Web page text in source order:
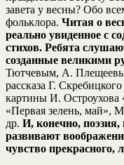
завета у весны? Обо
фольклора. Читая о
реально увиденное с
стихов. Ребята
созданные великими
Тютчевым, А.
рассказа Г.
картины И. Остроухова
«Первая зелень, май»,
др. И, конечно, поэзия,
развивают
чувство прекрасного,